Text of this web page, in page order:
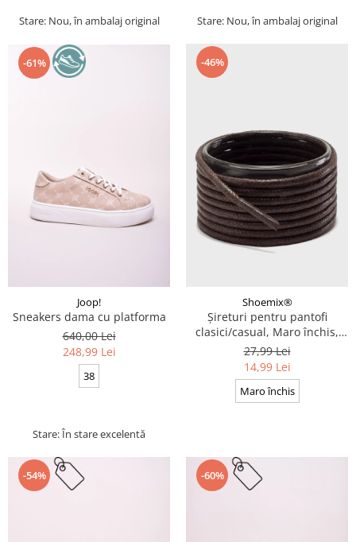
Stare: Nou, în ambalaj original Stare: Nou, în ambalaj original
-61%
Joop!
Sneakers dama cu platforma
640,00 Lei
248,99 Lei
38
Stare: În stare excelentă
-46%
Shoemix®
Șireturi pentru pantofi
clasici/casual, Maro închis,
Cerate, Calitate premium, 110
cm x 0.3 cm
27,99 Lei
14,99 Lei
Maro închis
-54% -60%